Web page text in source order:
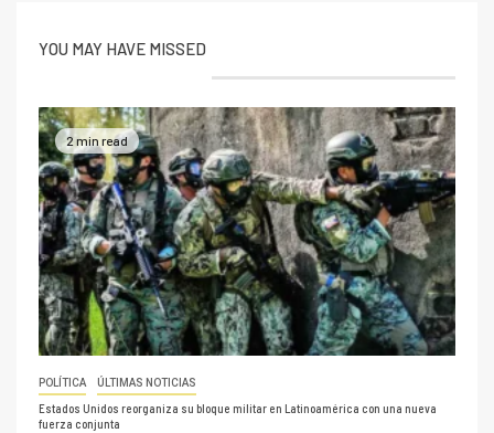
YOU MAY HAVE MISSED
2 min read
POLÍTICA ÚLTIMAS NOTICIAS
Estados Unidos reorganiza su bloque militar en Latinoamérica con una nueva
fuerza conjunta